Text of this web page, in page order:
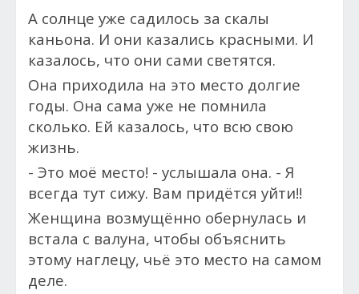
А солнце уже садилось за скалы
каньона. И они казались красными. И
казалось, что они сами светятся.
Она приходила на это место долгие
годы. Она сама уже не помнила
сколько. Ей казалось, что всю свою
жизнь.
- Это моё место! - услышала она. - Я
всегда тут сижу. Вам придётся уйти!!
Женщина возмущённо обернулась и
встала с валуна, чтобы объяснить
этому наглецу, чьё это место на самом
деле.